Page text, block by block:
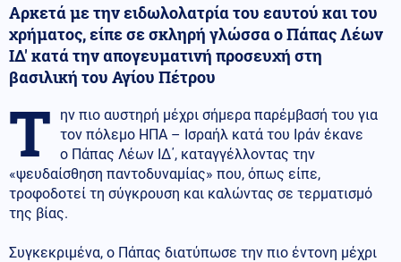
Αρκετά με την ειδωλολατρία του εαυτού και του
χρήματος, είπε σε σκληρή γλώσσα ο Πάπας Λέων
ΙΔ' κατά την απογευματινή προσευχή στη
βασιλική του Αγίου Πέτρου
Τ
ην πιο αυστηρή μέχρι σήμερα παρέμβασή του για
τον πόλεμο ΗΠΑ – Ισραήλ κατά του Ιράν έκανε
ο Πάπας Λέων ΙΔ΄, καταγγέλλοντας την
«ψευδαίσθηση παντοδυναμίας» που, όπως είπε,
τροφοδοτεί τη σύγκρουση και καλώντας σε τερματισμό
της βίας.
Συγκεκριμένα, ο Πάπας διατύπωσε την πιο έντονη μέχρι